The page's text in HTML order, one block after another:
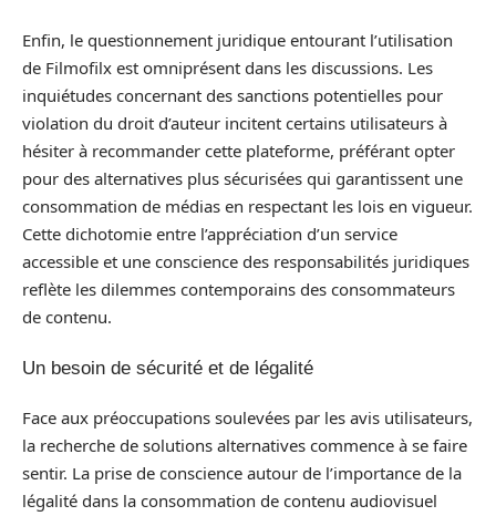
Enfin, le questionnement juridique entourant l’utilisation
de Filmofilx est omniprésent dans les discussions. Les
inquiétudes concernant des sanctions potentielles pour
violation du droit d’auteur incitent certains utilisateurs à
hésiter à recommander cette plateforme, préférant opter
pour des alternatives plus sécurisées qui garantissent une
consommation de médias en respectant les lois en vigueur.
Cette dichotomie entre l’appréciation d’un service
accessible et une conscience des responsabilités juridiques
reflète les dilemmes contemporains des consommateurs
de contenu.
Un besoin de sécurité et de légalité
Face aux préoccupations soulevées par les avis utilisateurs,
la recherche de solutions alternatives commence à se faire
sentir. La prise de conscience autour de l’importance de la
légalité dans la consommation de contenu audiovisuel